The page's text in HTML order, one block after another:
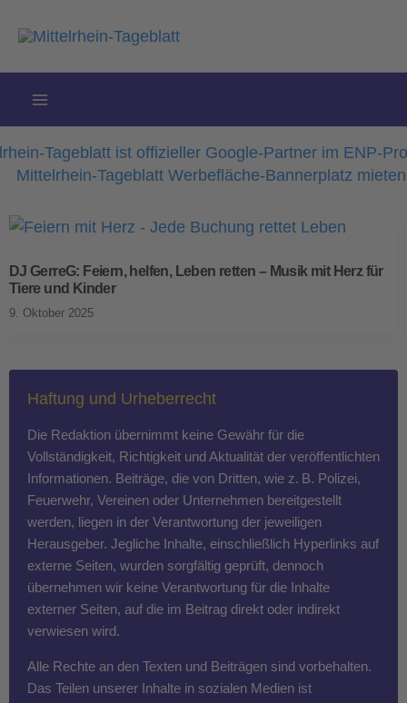
Inhalt
DJ GerreG: Feiern, helfen, Leben retten – Musik mit Herz für
Tiere und Kinder
9. Oktober 2025
Haftung und Urheberrecht
Die Redaktion übernimmt keine Gewähr für die
Vollständigkeit, Richtigkeit und Aktualität der veröffentlichten
Informationen. Beiträge, die von Dritten, wie z. B. Polizei,
Feuerwehr, Vereinen oder Unternehmen bereitgestellt
werden, liegen in der Verantwortung der jeweiligen
Herausgeber. Jegliche Inhalte, einschließlich Hyperlinks auf
externe Seiten, wurden sorgfältig geprüft, dennoch
übernehmen wir keine Verantwortung für die Inhalte
externer Seiten, auf die im Beitrag direkt oder indirekt
verwiesen wird.
Alle Rechte an den Texten und Beiträgen sind vorbehalten.
Das Teilen unserer Inhalte in sozialen Medien ist